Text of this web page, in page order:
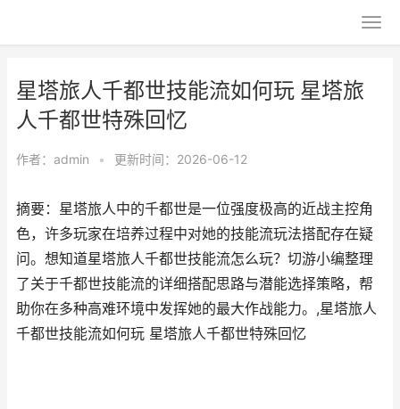
星塔旅人千都世技能流如何玩 星塔旅
人千都世特殊回忆
作者： admin • 更新时间：2026-06-12
摘要：星塔旅人中的千都世是一位强度极高的近战主控角
色，许多玩家在培养过程中对她的技能流玩法搭配存在疑
问。想知道星塔旅人千都世技能流怎么玩？切游小编整理
了关于千都世技能流的详细搭配思路与潜能选择策略，帮
助你在多种高难环境中发挥她的最大作战能力。,星塔旅人
千都世技能流如何玩 星塔旅人千都世特殊回忆